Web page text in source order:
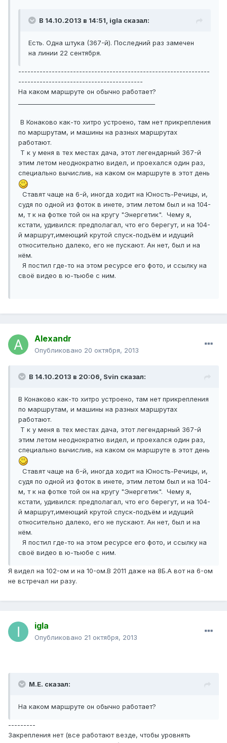
В 14.10.2013 в 14:51, igla сказал:
Есть. Одна штука (367-й). Последний раз замечен
на линии 22 cентября.
---------------------------------------------------------------
-----------------------------------------
На каком маршруте он обычно работает?
В Конаково как-то хитро устроено, там нет прикрепления
по маршрутам, и машины на разных маршрутах
работают.
Т к у меня в тех местах дача, этот легендарный 367-й
этим летом неоднократно видел, и проехался один раз,
специально вычислив, на каком он маршруте в этот день
Ставят чаще на 6-й, иногда ходит на Юность-Речицы, и,
судя по одной из фоток в инете, этим летом был и на 104-
м, т к на фотке той он на кругу "Энергетик". Чему я,
кстати, удивился: предполагал, что его берегут, и на 104-
й маршрут,имеющий крутой спуск-подъём и идущий
относительно далеко, его не пускают. Ан нет, был и на
нём.
Я постил где-то на этом ресурсе его фото, и ссылку на
своё видео в ю-тьюбе с ним.
Alexandr
Опубликовано 20 октября, 2013
В 14.10.2013 в 20:06, Svin сказал:
В Конаково как-то хитро устроено, там нет прикрепления
по маршрутам, и машины на разных маршрутах
работают.
Т к у меня в тех местах дача, этот легендарный 367-й
этим летом неоднократно видел, и проехался один раз,
специально вычислив, на каком он маршруте в этот день
Ставят чаще на 6-й, иногда ходит на Юность-Речицы, и,
судя по одной из фоток в инете, этим летом был и на 104-
м, т к на фотке той он на кругу "Энергетик". Чему я,
кстати, удивился: предполагал, что его берегут, и на 104-
й маршрут,имеющий крутой спуск-подъём и идущий
относительно далеко, его не пускают. Ан нет, был и на
нём.
Я постил где-то на этом ресурсе его фото, и ссылку на
своё видео в ю-тьюбе с ним.
Я видел на 102-ом и на 10-ом.В 2011 даже на 8Б.А вот на 6-ом
не встречал ни разу.
igla
Опубликовано 21 октября, 2013
М.Е. сказал:
На каком маршруте он обычно работает?
---------
Закрепления нет (все работают везде, чтобы уровнять